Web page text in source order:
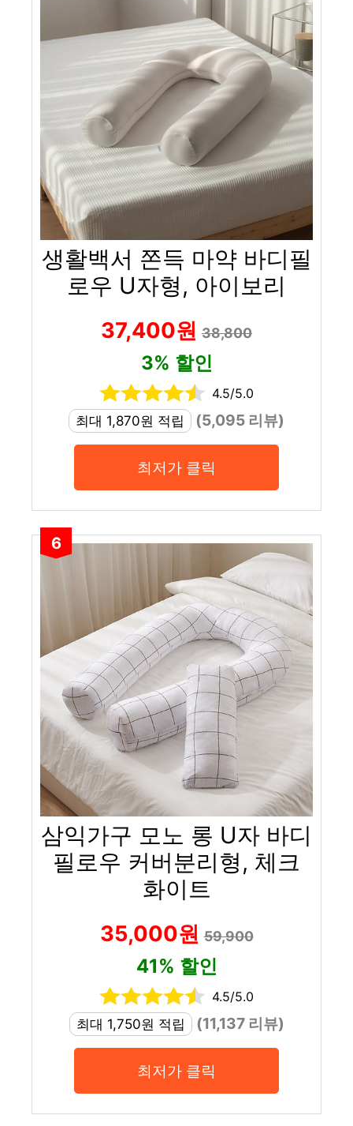
생활백서 쫀득 마약 바디필
로우 U자형, 아이보리
37,400원 38,800
3% 할인
4.5/5.0
최대 1,870원 적립
(5,095 리뷰)
최저가 클릭
6
삼익가구 모노 롱 U자 바디
필로우 커버분리형, 체크
화이트
35,000원59,900
41% 할인
4.5/5.0
최대 1,750원 적립
(11,137 리뷰)
최저가 클릭